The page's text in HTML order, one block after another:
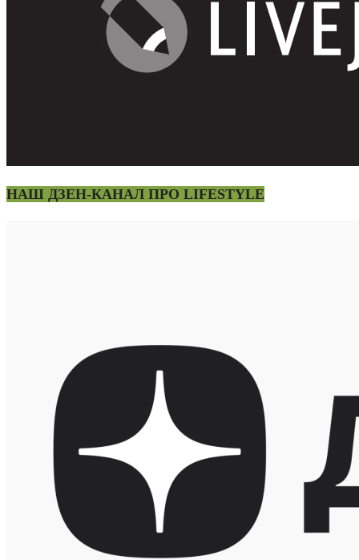
НАШ ДЗЕН-КАНАЛ ПРО LIFESTYLE